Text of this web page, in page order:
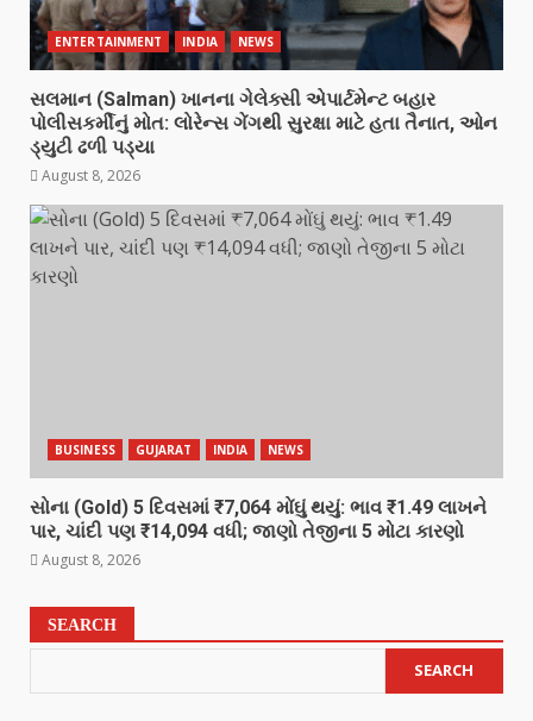
ENTERTAINMENT INDIA NEWS
સલમાન (Salman) ખાનના ગેલેક્સી એપાર્ટમેન્ટ બહાર
પોલીસકર્મીનું મોત: લોરેન્સ ગેંગથી સુરક્ષા માટે હતા તૈનાત, ઓન
ડ્યુટી ઢળી પડ્યા
August 8, 2026
BUSINESS GUJARAT INDIA NEWS
સોના (Gold) 5 દિવસમાં ₹7,064 મોંઘું થયું: ભાવ ₹1.49 લાખને
પાર, ચાંદી પણ ₹14,094 વધી; જાણો તેજીના 5 મોટા કારણો
August 8, 2026
SEARCH
SEARCH